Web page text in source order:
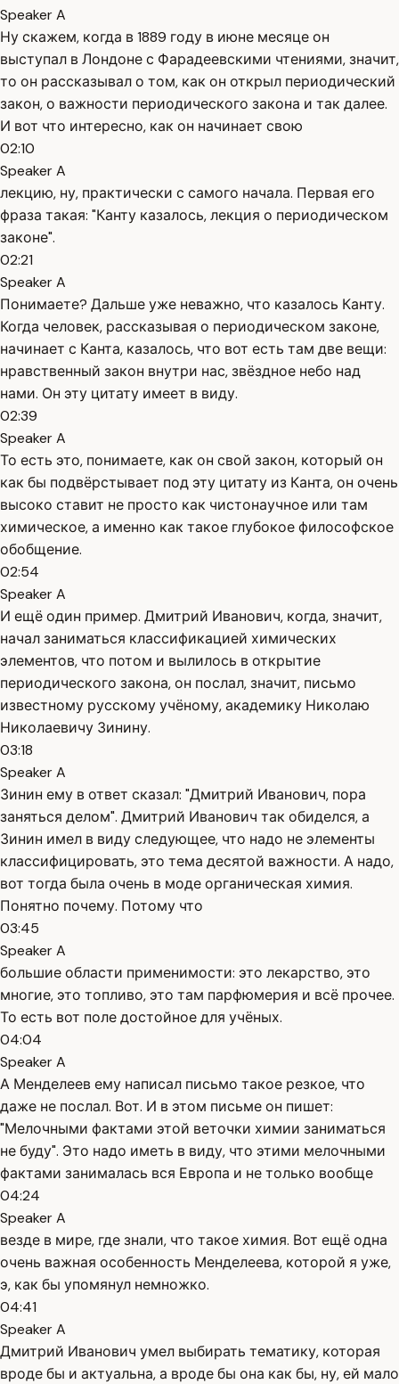
Speaker A
Ну скажем, когда в 1889 году в июне месяце он
выступал в Лондоне с Фарадеевскими чтениями, значит,
то он рассказывал о том, как он открыл периодический
закон, о важности периодического закона и так далее.
И вот что интересно, как он начинает свою
02:10
Speaker A
лекцию, ну, практически с самого начала. Первая его
фраза такая: "Канту казалось, лекция о периодическом
законе".
02:21
Speaker A
Понимаете? Дальше уже неважно, что казалось Канту.
Когда человек, рассказывая о периодическом законе,
начинает с Канта, казалось, что вот есть там две вещи:
нравственный закон внутри нас, звёздное небо над
нами. Он эту цитату имеет в виду.
02:39
Speaker A
То есть это, понимаете, как он свой закон, который он
как бы подвёрстывает под эту цитату из Канта, он очень
высоко ставит не просто как чистонаучное или там
химическое, а именно как такое глубокое философское
обобщение.
02:54
Speaker A
И ещё один пример. Дмитрий Иванович, когда, значит,
начал заниматься классификацией химических
элементов, что потом и вылилось в открытие
периодического закона, он послал, значит, письмо
известному русскому учёному, академику Николаю
Николаевичу Зинину.
03:18
Speaker A
Зинин ему в ответ сказал: "Дмитрий Иванович, пора
заняться делом". Дмитрий Иванович так обиделся, а
Зинин имел в виду следующее, что надо не элементы
классифицировать, это тема десятой важности. А надо,
вот тогда была очень в моде органическая химия.
Понятно почему. Потому что
03:45
Speaker A
большие области применимости: это лекарство, это
многие, это топливо, это там парфюмерия и всё прочее.
То есть вот поле достойное для учёных.
04:04
Speaker A
А Менделеев ему написал письмо такое резкое, что
даже не послал. Вот. И в этом письме он пишет:
"Мелочными фактами этой веточки химии заниматься
не буду". Это надо иметь в виду, что этими мелочными
фактами занималась вся Европа и не только вообще
04:24
Speaker A
везде в мире, где знали, что такое химия. Вот ещё одна
очень важная особенность Менделеева, которой я уже,
э, как бы упомянул немножко.
04:41
Speaker A
Дмитрий Иванович умел выбирать тематику, которая
вроде бы и актуальна, а вроде бы она как бы, ну, ей мало